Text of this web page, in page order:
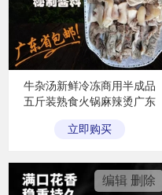
牛杂汤新鲜冷冻商用半成品
五斤装熟食火锅麻辣烫广东
立即购买
立即购买编辑 删除